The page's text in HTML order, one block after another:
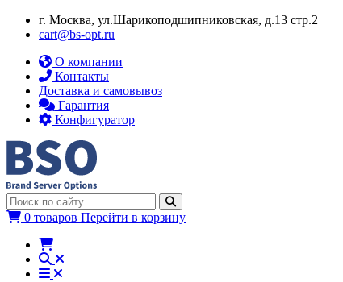
г. Москва, ул.​​Шарикоподшипниковская, д.13 стр.2
cart@bs-opt.ru
О компании
Контакты
Доставка и самовывоз
Гарантия
Конфигуратор
0 товаров Перейти в корзину